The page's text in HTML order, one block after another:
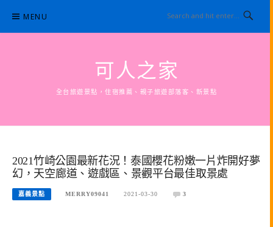
content
MENU
可人之家
全台旅遊景點，住宿推薦、親子旅遊部落客、新景點
2021竹崎公園最新花況！泰國櫻花粉嫩一片炸開好夢
幻，天空廊道、遊戲區、景觀平台最佳取景處
嘉義景點 MERRY09041 2021-03-30 3